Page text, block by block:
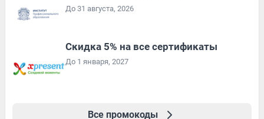
До 31 августа, 2026
Скидка 5% на все сертификаты
До 1 января, 2027
Все промокоды